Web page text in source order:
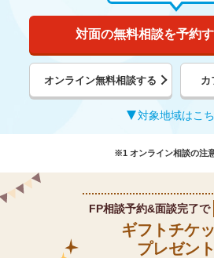
対面の無料相談を予約す
オンライン無料相談する カ
対象地域はこ
※1 オンライン相談の注
FP相談予約&面談完了で
ギフトチケ
プレゼント